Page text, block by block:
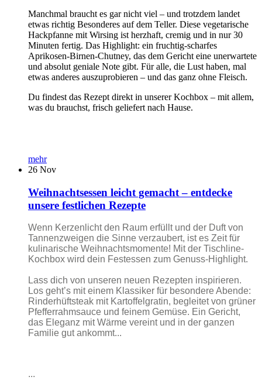
Manchmal braucht es gar nicht viel – und trotzdem landet
etwas richtig Besonderes auf dem Teller. Diese vegetarische
Hackpfanne mit Wirsing ist herzhaft, cremig und in nur 30
Minuten fertig. Das Highlight: ein fruchtig-scharfes
Aprikosen-Birnen-Chutney, das dem Gericht eine unerwartete
und absolut geniale Note gibt. Für alle, die Lust haben, mal
etwas anderes auszuprobieren – und das ganz ohne Fleisch.
Du findest das Rezept direkt in unserer Kochbox – mit allem,
was du brauchst, frisch geliefert nach Hause.
mehr
26 Nov
Weihnachtsessen leicht gemacht – entdecke
unsere festlichen Rezepte
Wenn Kerzenlicht den Raum erfüllt und der Duft von
Tannenzweigen die Sinne verzaubert, ist es Zeit für
kulinarische Weihnachtsmomente! Mit der Tischline-
Kochbox wird dein Festessen zum Genuss-Highlight.
Lass dich von unseren neuen Rezepten inspirieren.
Los geht’s mit einem Klassiker für besondere Abende:
Rinderhüftsteak mit Kartoffelgratin, begleitet von grüner
Pfefferrahmsauce und feinem Gemüse. Ein Gericht,
das Eleganz mit Wärme vereint und in der ganzen
Familie gut ankommt...
...